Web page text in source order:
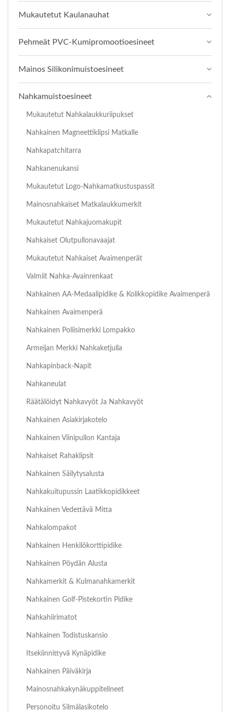
Mukautetut Kaulanauhat
Pehmeät PVC-Kumipromootioesineet
Mainos Silikonimuistoesineet
Nahkamuistoesineet
Mukautetut Nahkalaukkuriipukset
Nahkainen Magneettiklipsi Matkalle
Nahkapatchitarra
Nahkanenukansi
Mukautetut Logo-Nahkamatkustuspassit
Mainosnahkaiset Matkalaukkumerkit
Mukautetut Nahkajuomakupit
Nahkaiset Olutpullonavaajat
Mukautetut Nahkaiset Avaimenperät
Valmiit Nahka-Avainrenkaat
Nahkainen AA-Medaalipidike & Kolikkopidike Avaimenperä
Nahkainen Avaimenperä
Nahkainen Poliisimerkki Lompakko
Armeijan Merkki Nahkaketjulla
Nahkapinback-Napit
Nahkaneulat
Räätälöidyt Nahkavyöt Ja Nahkavyöt
Nahkainen Asiakirjakotelo
Nahkainen Viinipullon Kantaja
Nahkaiset Rahaklipsit
Nahkainen Säilytysalusta
Nahkakuitupussin Laatikkopidikkeet
Nahkainen Vedettävä Mitta
Nahkalompakot
Nahkainen Henkilökorttipidike
Nahkainen Pöydän Alusta
Nahkamerkit & Kulmanahkamerkit
Nahkainen Golf-Pistekortin Pidike
Nahkahiirimatot
Nahkainen Todistuskansio
Itsekiinnittyvä Kynäpidike
Nahkainen Päiväkirja
Mainosnahkakynäkuppitelineet
Personoitu Silmälasikotelo